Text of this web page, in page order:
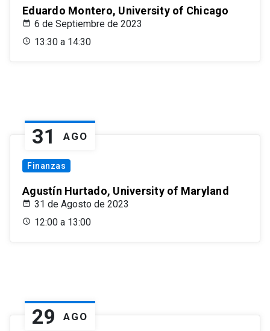
Eduardo Montero, University of Chicago
6 de Septiembre de 2023
13:30 a 14:30
31 AGO
Finanzas
Agustín Hurtado, University of Maryland
31 de Agosto de 2023
12:00 a 13:00
29 AGO